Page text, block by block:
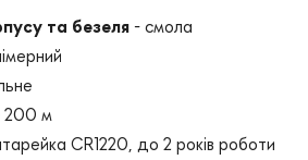
та безеля - смола
200 м
CR1220, до 2 років роботи